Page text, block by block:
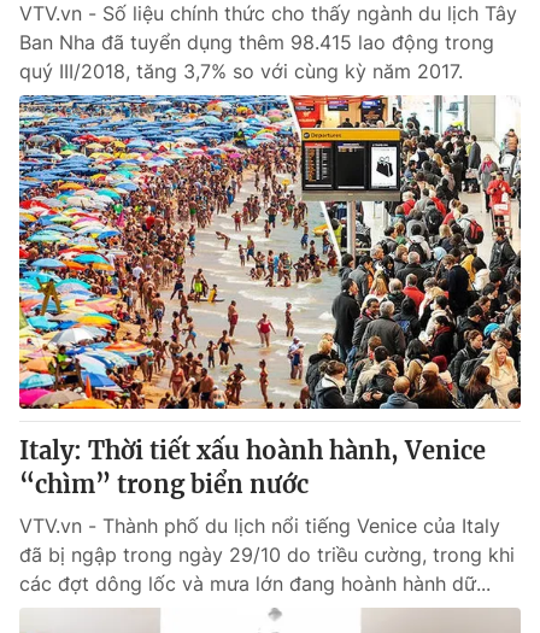
VTV.vn - Số liệu chính thức cho thấy ngành du lịch Tây
Ban Nha đã tuyển dụng thêm 98.415 lao động trong
quý III/2018, tăng 3,7% so với cùng kỳ năm 2017.
Italy: Thời tiết xấu hoành hành, Venice
“chìm” trong biển nước
VTV.vn - Thành phố du lịch nổi tiếng Venice của Italy
đã bị ngập trong ngày 29/10 do triều cường, trong khi
các đợt dông lốc và mưa lớn đang hoành hành dữ...